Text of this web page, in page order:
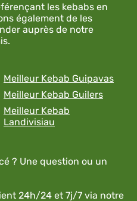
les kebabs en
également de les
auprès de notre
Meilleur Kebab Guipavas
Meilleur Kebab Guilers
Meilleur Kebab
Landivisiau
? Une question ou un
24h/24 et 7j/7 via notre